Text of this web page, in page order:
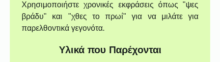
Χρησιμοποιήστε χρονικές εκφράσεις όπως "ψες
βράδυ" και "χθες το πρωί" για να μιλάτε για
παρελθοντικά γεγονότα.
Υλικά που Παρέχονται